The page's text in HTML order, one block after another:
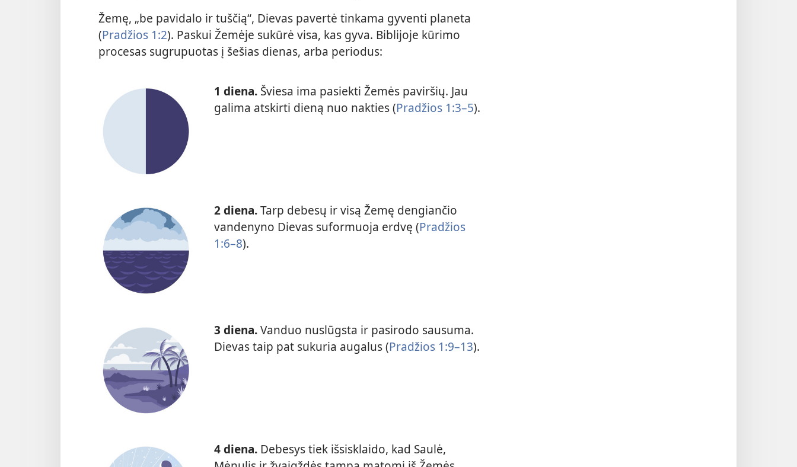
Žemę, „be pavidalo ir tuščią“, Dievas pavertė tinkama gyventi planeta
(Pradžios 1:2). Paskui Žemėje sukūrė visa, kas gyva. Biblijoje kūrimo
procesas sugrupuotas į šešias dienas, arba periodus:
1 diena. Šviesa ima pasiekti Žemės paviršių. Jau
galima atskirti dieną nuo nakties (Pradžios 1:3–5).
2 diena.Tarp debesų ir visą Žemę dengiančio
vandenyno Dievas suformuoja erdvę (Pradžios
1:6–8).
3 diena.Vanduo nuslūgsta ir pasirodo sausuma.
Dievas taip pat sukuria augalus (Pradžios 1:9–13).
4 diena. Debesys tiek išsisklaido, kad Saulė,